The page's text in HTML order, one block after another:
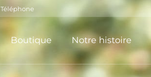
Téléphone
Boutique Notre histoire